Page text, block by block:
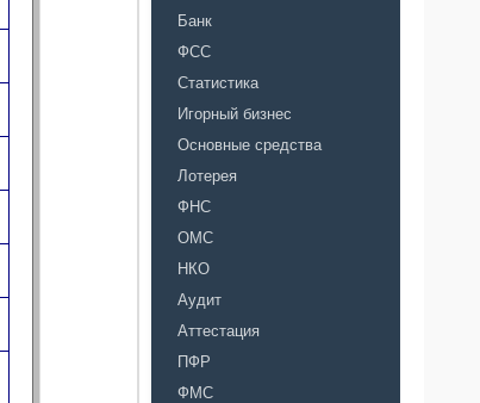
Банк
ФСС
Статистика
Игорный бизнес
Основные средства
Лотерея
ФНС
ОМС
НКО
Аудит
Аттестация
ПФР
ФМС